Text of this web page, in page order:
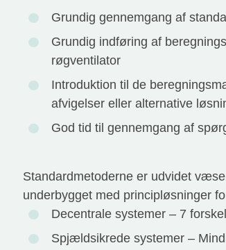
Grundig gennemgang af
Grundig indføring af
røgventilator
Introduktion til de
afvigelser eller alternative
God tid til gennemgang af
Standardmetoderne er udvidet
underbygget med principløsninger
Decentrale systemer – 7
Spjældsikrede systemer –